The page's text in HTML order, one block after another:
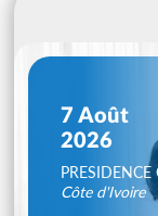
7 Août
2026
PRESIDENCE
Côte d'Ivoire